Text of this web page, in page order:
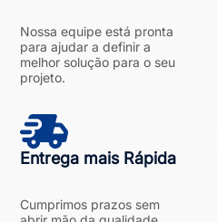
Entrega mais Rápida
Nossa equipe está pronta
para ajudar a definir a
melhor solução para o seu
projeto.
Cumprimos prazos sem